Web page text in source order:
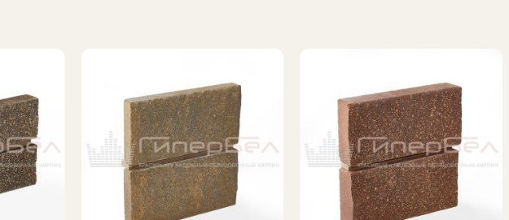
кто занимается закупками для строительства. Здесь есть и формулы, и
перечень изделий с описанием типа, размеров, технических
поставщиков и рассчитывать расход. Но иногда каталоги полны
имела понятный контекст.
на внешний вид здания, но и на его долговечность, теплоизоляцию и